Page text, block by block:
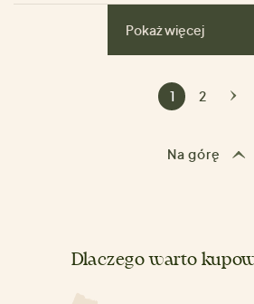
Na górę
Pokaż więcej
1 2
Dlaczego warto